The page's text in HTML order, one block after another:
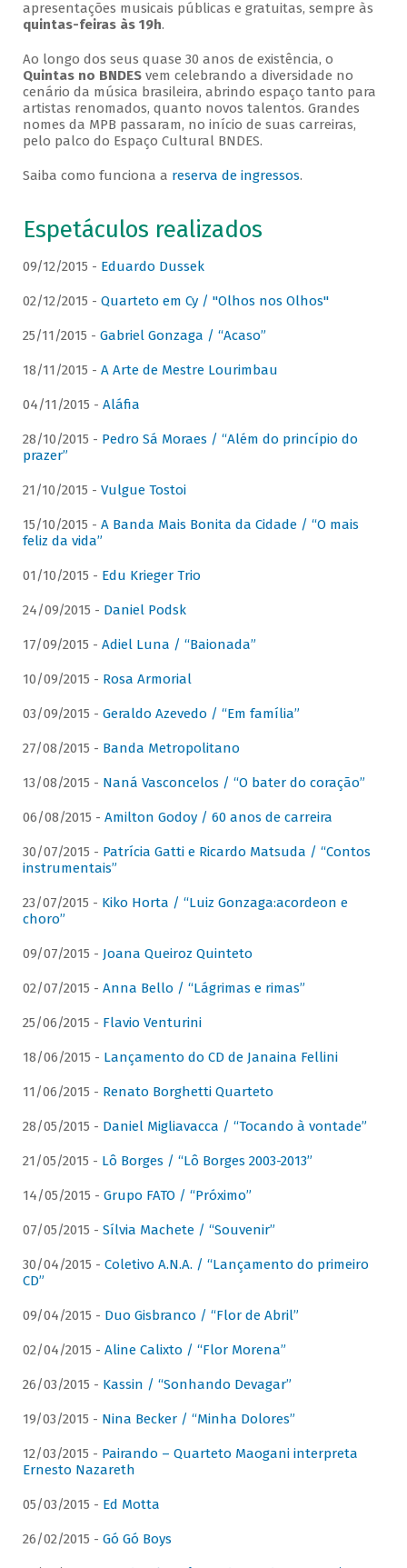
apresentações musicais públicas e gratuitas, sempre às
quintas-feiras às 19h.
Ao longo dos seus quase 30 anos de existência, o
Quintas no BNDESvem celebrando a diversidade no
cenário da música brasileira, abrindo espaço tanto para
artistas renomados, quanto novos talentos. Grandes
nomes da MPB passaram, no início de suas carreiras,
pelo palco do Espaço Cultural BNDES.
Saiba como funciona a reserva de ingressos.
Espetáculos realizados
09/12/2015 - Eduardo Dussek
02/12/2015 - Quarteto em Cy / "Olhos nos Olhos"
25/11/2015 - Gabriel Gonzaga / “Acaso”
18/11/2015 - A Arte de Mestre Lourimbau
04/11/2015 - Aláfia
28/10/2015 - Pedro Sá Moraes / “Além do princípio do
prazer”
21/10/2015 - Vulgue Tostoi
15/10/2015 - A Banda Mais Bonita da Cidade / “O mais
feliz da vida”
01/10/2015 - Edu Krieger Trio
24/09/2015 - Daniel Podsk
17/09/2015 - Adiel Luna / “Baionada”
10/09/2015 - Rosa Armorial
03/09/2015 - Geraldo Azevedo / “Em família”
27/08/2015 - Banda Metropolitano
13/08/2015 - Naná Vasconcelos / “O bater do coração”
06/08/2015 - Amilton Godoy / 60 anos de carreira
30/07/2015 - Patrícia Gatti e Ricardo Matsuda / “Contos
instrumentais”
23/07/2015 - Kiko Horta / “Luiz Gonzaga:acordeon e
choro”
09/07/2015 - Joana Queiroz Quinteto
02/07/2015 - Anna Bello / “Lágrimas e rimas”
25/06/2015 - Flavio Venturini
18/06/2015 - Lançamento do CD de Janaina Fellini
11/06/2015 - Renato Borghetti Quarteto
28/05/2015 - Daniel Migliavacca / “Tocando à vontade”
21/05/2015 - Lô Borges / “Lô Borges 2003-2013”
14/05/2015 - Grupo FATO / “Próximo”
07/05/2015 - Sílvia Machete / “Souvenir”
30/04/2015 - Coletivo A.N.A. / “Lançamento do primeiro
CD”
09/04/2015 - Duo Gisbranco / “Flor de Abril”
02/04/2015 - Aline Calixto / “Flor Morena”
26/03/2015 - Kassin / “Sonhando Devagar”
19/03/2015 - Nina Becker / “Minha Dolores”
12/03/2015 - Pairando – Quarteto Maogani interpreta
Ernesto Nazareth
05/03/2015 - Ed Motta
26/02/2015 - Gó Gó Boys